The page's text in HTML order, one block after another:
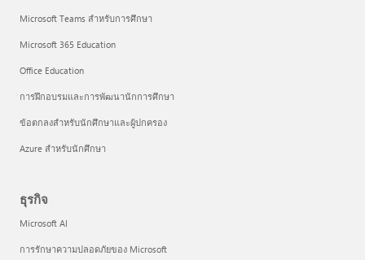
Microsoft Teams สำหรับการศึกษา
Microsoft 365 Education
Office Education
การฝึกอบรมและการพัฒนานักการศึกษา
ข้อตกลงสำหรับนักศึกษาและผู้ปกครอง
Azure สำหรับนักศึกษา
ธุรกิจ
Microsoft AI
การรักษาความปลอดภัยของ Microsoft